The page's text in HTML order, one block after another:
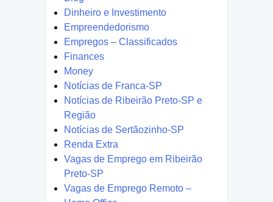
Dinheiro e Investimento
Empreendedorismo
Empregos – Classificados
Finances
Money
Notícias de Franca-SP
Notícias de Ribeirão Preto-SP e
Região
Notícias de Sertãozinho-SP
Renda Extra
Vagas de Emprego em Ribeirão
Preto-SP
Vagas de Emprego Remoto –